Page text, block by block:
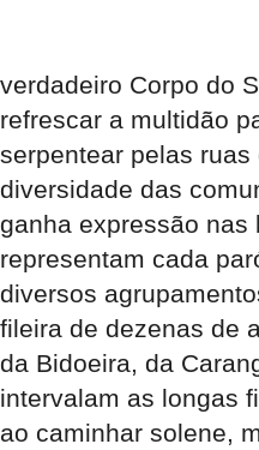
verdadeiro Corpo do
refrescar a multidão
serpentear pelas ruas
diversidade das
ganha expressão nas
representam cada
diversos
fileira de dezenas de
da Bidoeira, da
intervalam as longas
ao caminhar solene,